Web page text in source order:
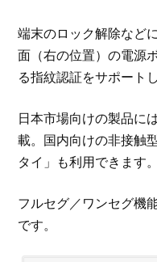
端末のロック解除など
面（右の位置）の電源
る指紋認証をサポート
日本市場向けの製品に
載。国内向けの非接触
タイ」も利用できます。
フルセグ／ワンセグ機
です。